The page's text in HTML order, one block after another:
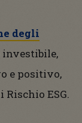
degli
investibile,
e positivo,
ESG.